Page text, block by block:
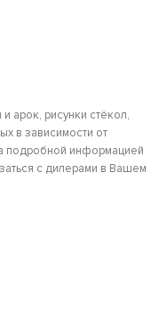
арок, рисунки стёкол,
в зависимости от
подробной информацией
с дилерами в Вашем